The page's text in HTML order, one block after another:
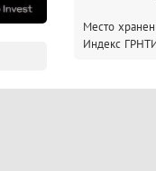
Место
Индекс